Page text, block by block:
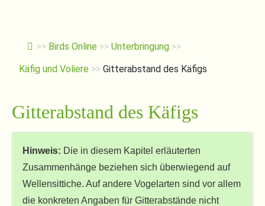
>> Birds Online >> Unterbringung >>
Käfig und Voliere >> Gitterabstand des Käfigs
Gitterabstand des Käfigs
Hinweis: Die in diesem Kapitel erläuterten
Zusammenhänge beziehen sich überwiegend auf
Wellensittiche. Auf andere Vogelarten sind vor allem
die konkreten Angaben für Gitterabstände nicht